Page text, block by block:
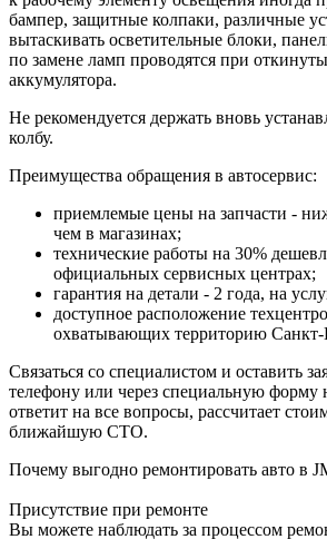
бампер, защитные колпаки, различные
вытаскивать осветительные блоки,
по замене ламп проводятся при
аккумулятора.
Не рекомендуется держать вновь
колбу.
Преимущества обращения в автосервис:
приемлемые цены на запчасти -
чем в магазинах;
технические работы на 30%
официальных сервисных центрах;
гарантия на детали - 2 года, на
доступное расположение
охватывающих территорию Санкт-
Связаться со специалистом и оставить
телефону или через специальную форму
ответит на все вопросы, рассчитает
ближайшую СТО.
Почему выгодно ремонтировать авто в
Присутствие при ремонте
Вы можете наблюдать за процессом